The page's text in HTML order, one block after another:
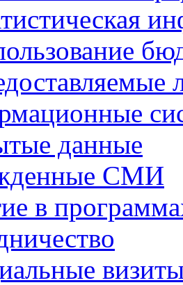
данные
СМИ
в